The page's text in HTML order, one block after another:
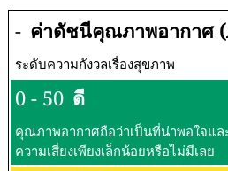
- ค่าดัชนีคุณภาพอากาศ
ระดับความกังวลเรื่องสุขภาพ
0 - 50 ดี
คุณภาพอากาศถือว่าเป็นที่น่าพอใจแล
ความเสี่ยงเพียงเล็กน้อยหรือไม่มีเลย